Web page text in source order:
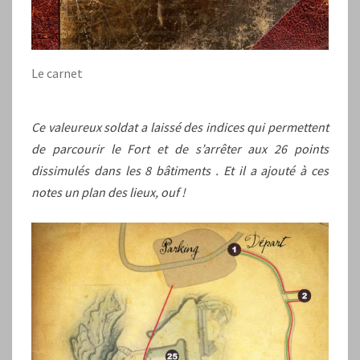
Le carnet
Ce valeureux soldat a laissé des indices qui permettent
de parcourir le Fort et de s’arrêter aux 26 points
dissimulés dans les 8 bâtiments . Et il a ajouté à ces
notes un plan des lieux, ouf !